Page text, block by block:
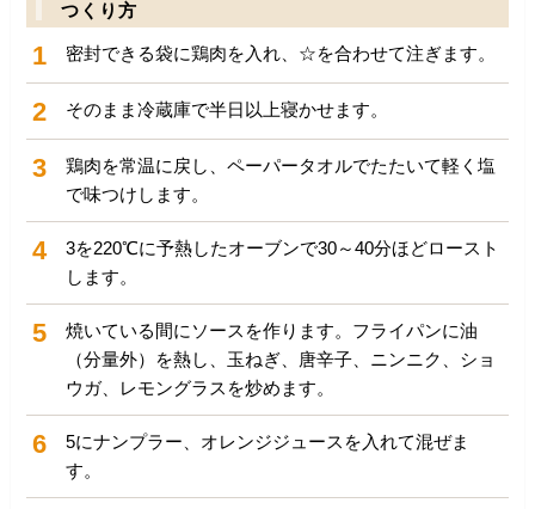
つくり方
1 密封できる袋に鶏肉を入れ、☆を合わせて注ぎます。
2 そのまま冷蔵庫で半日以上寝かせます。
3
鶏肉を常温に戻し、ペーパータオルでたたいて軽く塩
で味つけします。
4
3を220℃に予熱したオーブンで30～40分ほどロースト
します。
5
焼いている間にソースを作ります。フライパンに油
（分量外）を熱し、玉ねぎ、唐辛子、ニンニク、ショ
ウガ、レモングラスを炒めます。
6
5にナンプラー、オレンジジュースを入れて混ぜま
す。